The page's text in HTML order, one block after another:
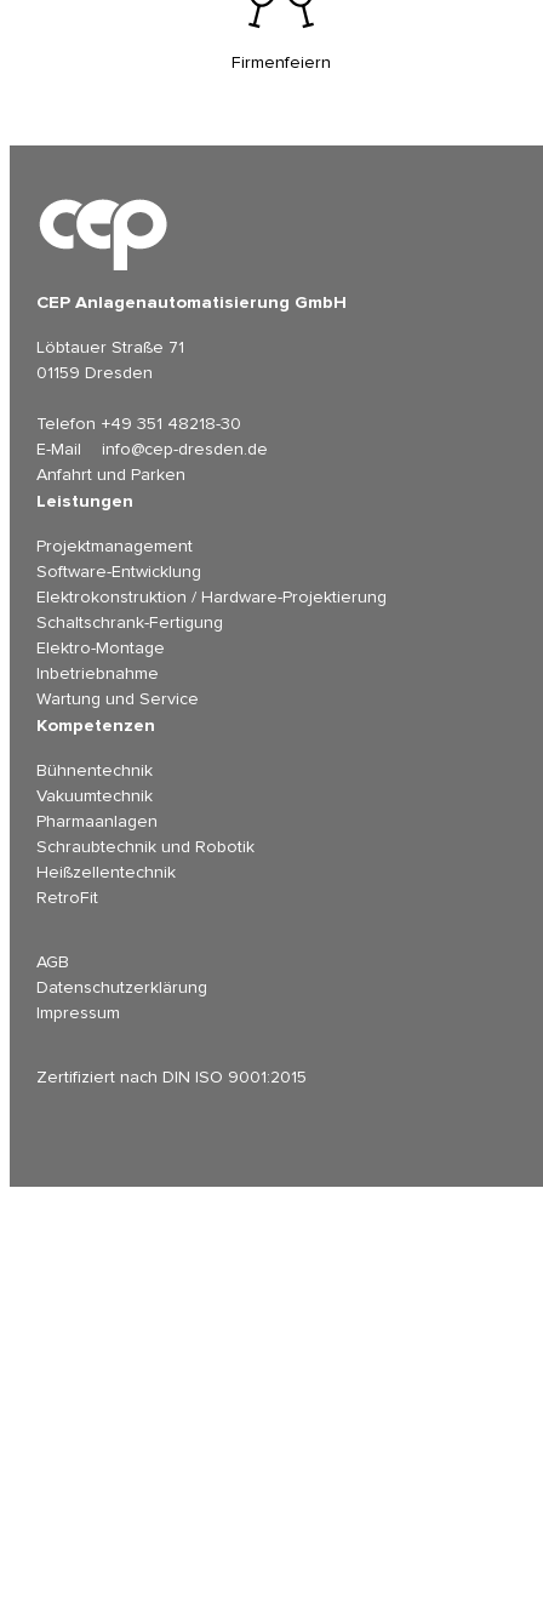
Firmenfeiern
CEP Anlagenautomatisierung GmbH
Löbtauer Straße 71
01159 Dresden
Telefon +49 351 48218-30
E-Mail
info@cep-dresden.de
Anfahrt und Parken
Leistungen
Projektmanagement
Software-Entwicklung
Elektrokonstruktion / Hardware-Projektierung
Schaltschrank-Fertigung
Elektro-Montage
Inbetriebnahme
Wartung und Service
Kompetenzen
Bühnentechnik
Vakuumtechnik
Pharmaanlagen
Schraubtechnik und Robotik
Heißzellentechnik
RetroFit
AGB
Datenschutzerklärung
Impressum
Zertifiziert nach DIN ISO 9001:2015